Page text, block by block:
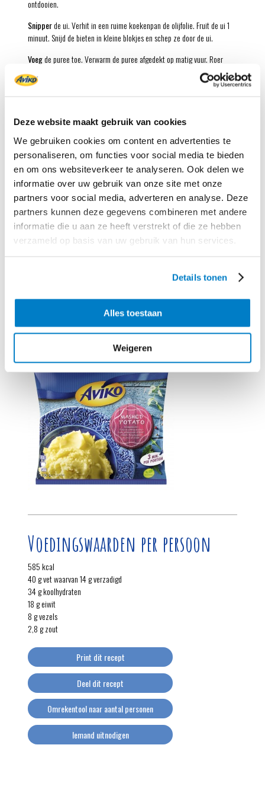
Deze website maakt gebruik van cookies
We gebruiken cookies om content en advertenties te
personaliseren, om functies voor social media te bieden
en om ons websiteverkeer te analyseren. Ook delen we
informatie over uw gebruik van onze site met onze
partners voor social media, adverteren en analyse. Deze
partners kunnen deze gegevens combineren met andere
informatie die u aan ze heeft verstrekt of die ze hebben
verzameld op basis van uw gebruik van hun services.
Details tonen
Alles toestaan
Weigeren
ontdooien.
Snipperde ui. Verhit in een ruime koekenpan de olijfolie. Fruit de ui 1
minuut. Snijd de bieten in kleine blokjes en schep ze door de ui.
Voegde puree toe. Verwarm de puree afgedekt op matig vuur. Roer
regelmatig, voeg indien nodig een scheut water toe zodat de puree
romig en smeuïg blijft. Hak intussen de dille fijn.
bestrooi met de dille. Schep de bietenpuree goed om en breng op
smaak met zout en peper. Bestrooi met de walnoten.
Liever met vlees? Laat de feta weg. Bak met de ui 1 rookworst (ca. 285
g) in blokjes gesneden mee. Spek- of hamblokjes zijn ook lekker door
bietenpuree.
Ultiem comfort op drukke dagen: een eenpanner met puree, biet, feta en
walnoten.
Variatietip:Ook lekker met Aviko Aardappelpuree Spinazie.
Benodigd product
Voedingswaarden per persoon
585 kcal
40 g vet waarvan 14 g verzadigd
34 g koolhydraten
18 g eiwit
8 g vezels
2,8 g zout
Print dit recept
Deel dit recept
Omrekentool naar aantal personen
Iemand uitnodigen